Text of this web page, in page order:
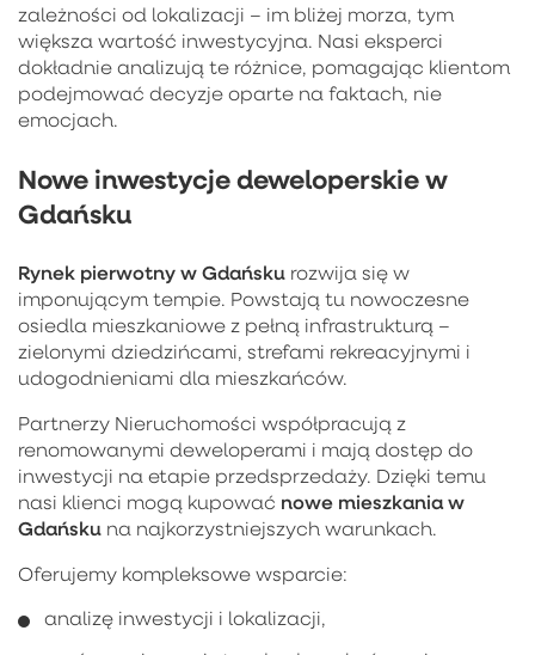
zależności od lokalizacji – im bliżej morza, tym
większa wartość inwestycyjna. Nasi eksperci
dokładnie analizują te różnice, pomagając klientom
podejmować decyzje oparte na faktach, nie
emocjach.
Nowe inwestycje deweloperskie w
Gdańsku
Rynek pierwotny w Gdańsku rozwija się w
imponującym tempie. Powstają tu nowoczesne
osiedla mieszkaniowe z pełną infrastrukturą –
zielonymi dziedzińcami, strefami rekreacyjnymi i
udogodnieniami dla mieszkańców.
Partnerzy Nieruchomości współpracują z
renomowanymi deweloperami i mają dostęp do
inwestycji na etapie przedsprzedaży. Dzięki temu
nasi klienci mogą kupować nowe mieszkania w
Gdańsku na najkorzystniejszych warunkach.
Oferujemy kompleksowe wsparcie:
analizę inwestycji i lokalizacji,